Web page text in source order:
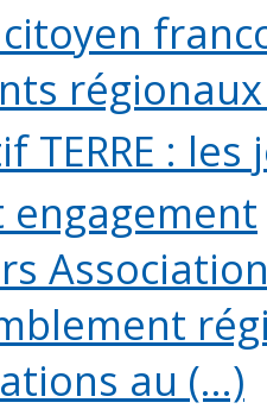
régionaux
TERRE :
engagement
au (...)